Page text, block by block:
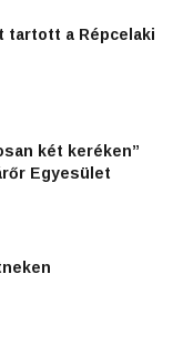
tartott a Répcelaki
két keréken”
Egyesület